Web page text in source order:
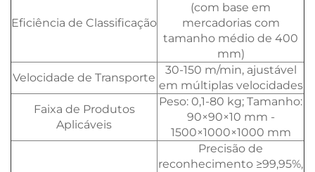
Eficiência de Classificação
(com base em
mercadorias com
tamanho médio de 400
mm)
Velocidade de Transporte
30-150 m/min, ajustável
em múltiplas velocidades
Faixa de Produtos
Aplicáveis
Peso: 0,1-80 kg; Tamanho:
90×90×10 mm -
1500×1000×1000 mm
Precisão de
reconhecimento ≥99,95%,